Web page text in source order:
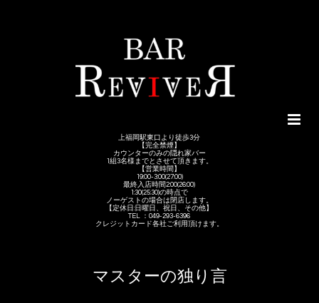
上福岡駅東口より徒歩3分
【完全禁煙】
カウンターのみの隠れ家バー
1組3名様までとさせて頂きます。
【営業時間】
19:00-3:00(27:00)
最終入店時間2:00(26:00)
1:30(25:30)の時点で
ノーゲストの場合は閉店します。
【定休日:日曜日、祝日、その他】
TEL ：049-293-6396
クレジットカード各社ご利用頂けます。
マスターの独り言